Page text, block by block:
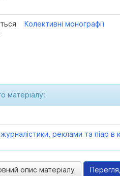
Колективні монографії
матеріалу:
реклами та піар в
опис матеріалу